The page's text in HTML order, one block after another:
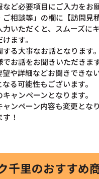
ど必要項目にご入力をお
相談等」の欄に【訪問見
力いただくと、スムーズに
ます。
る大事なお話となります
でお話をお聞きいただきま
望や詳細などお聞きできな
る可能性もございます。
ャンペーンとなります。
ンペーン内容も変更とな
！
千里のおすすめ